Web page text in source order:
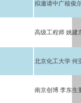
拟邀请中广核俊
高级工程师 姚建
北京化工大学 何
南京创博 李东生